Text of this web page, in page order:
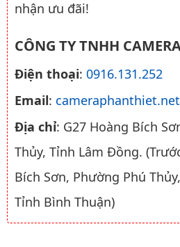
nhận ưu đãi!
CÔNG TY TNHH
Điện thoại: 0916.131.252
Email:
Địa chỉ: G27 Hoàng Bích
Thủy, Tỉnh Lâm Đồng.
Bích Sơn, Phường Phú
Tỉnh Bình Thuận)